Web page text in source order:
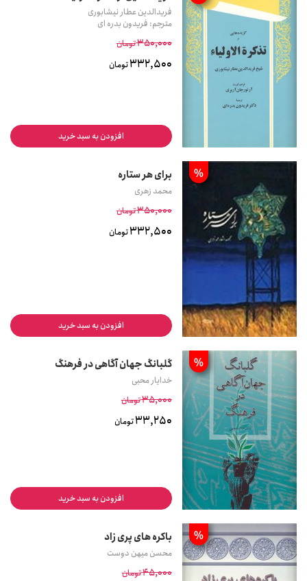
فریدالدین عطار نیشابوری
مترجم: فریدون بدره ای
350,000تومان
332,500تومان
افزودن به سبد خرید
% برای هر ستاره
محمد زهری
350,000تومان
332,500تومان
افزودن به سبد خرید
% گلبانگ جهان آگاهی در فرهنگ
خدایار محبی
35,000تومان
33,250تومان
افزودن به سبد خرید
% باکره های پری زاد
محسن میهن دوست
45,000تومان